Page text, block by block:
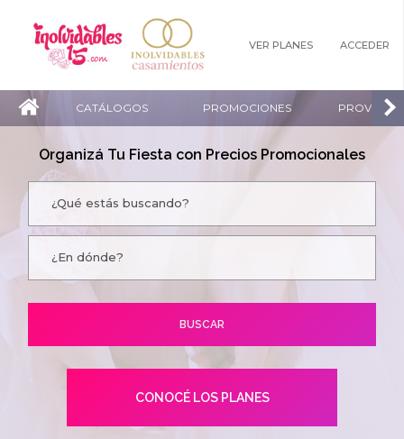
VER PLANES ACCEDER
CATÁLOGOS PROMOCIONES
Organizá Tu Fiesta con Precios Promocionales
CONOCÉ LOS PLANES